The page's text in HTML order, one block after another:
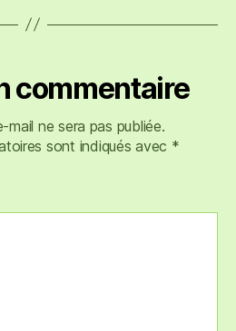
commentaire
mail ne sera pas publiée.
sont indiqués avec *